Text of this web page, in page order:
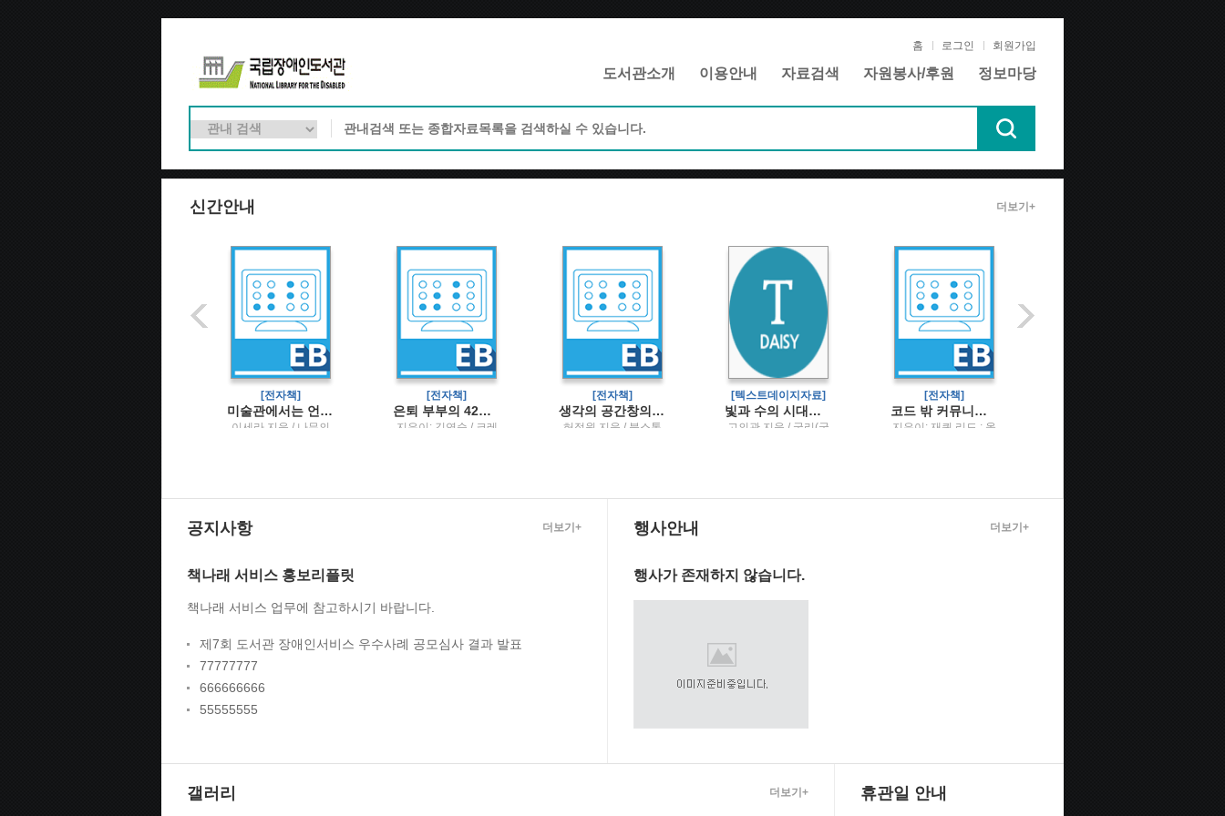
홈 로그인 회원가입
도서관소개 이용안내 자료검색 자원봉사/후원 정보마당
신간안내
[전자책]
미술관에서는 언제나 맨 얼굴이 된다새하얀 밤을 견디게 해준 내 생의 그림, 화가, 그리고 예술에 관하여
이세라 지음 / 나무의
[전자책]
은퇴 부부의 42일 자유여행
지은이: 김연순 / 크레
[전자책]
생각의 공간창의성이라는 욕구를 다루는 법
허정원 지음 / 북스톤
[텍스트데이지자료]
빛과 수의 시대힘과 미적분으로 세운 근대의 세계1
고의관 지음 / 궁리(궁
[전자책]
코드 밖 커뮤니케이션팀원 온보딩부터 UML 활용법, 글쓰기 스킬, 원격 근무 노하우까지
지은이: 재퀴 리드 ; 옮
더보기+
공지사항
책나래 서비스 홍보리플릿
책나래 서비스 업무에 참고하시기 바랍니다.
제7회 도서관 장애인서비스 우수사례 공모심사 결과 발표
77777777
666666666
55555555
더보기+ 행사안내
행사가 존재하지 않습니다.
더보기+
갤러리 더보기+ 휴관일 안내